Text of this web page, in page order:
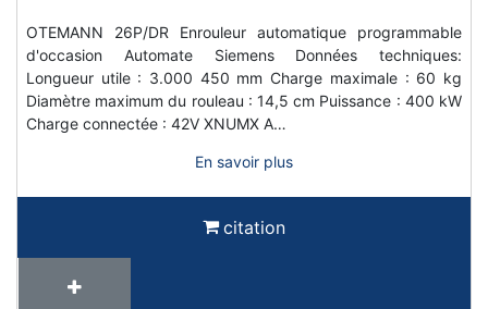
OTEMANN 26P/DR Enrouleur automatique programmable
d'occasion Automate Siemens Données techniques:
Longueur utile : 3.000 450 mm Charge maximale : 60 kg
Diamètre maximum du rouleau : 14,5 cm Puissance : 400 kW
Charge connectée : 42V XNUMX A…
En savoir plus
citation